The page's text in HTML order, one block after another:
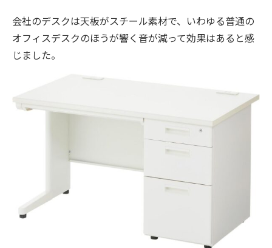
会社のデスクは天板がスチール素材で、いわゆる普通の
オフィスデスクのほうが響く音が減って効果はあると感
じました。